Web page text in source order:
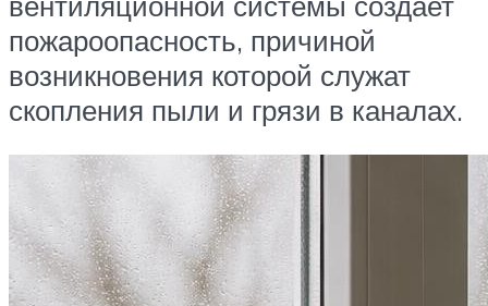
пожароопасность, причиной
возникновения которой служат
скопления пыли и грязи в каналах.